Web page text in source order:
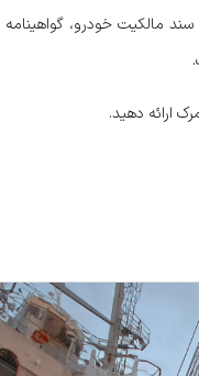
مالکیت خودرو، گواهینامه
ارائه دهید.